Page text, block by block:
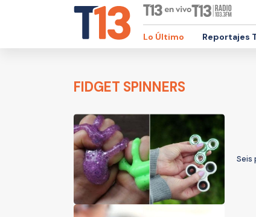
Lo Último Reportajes
FIDGET SPINNERS
Seis